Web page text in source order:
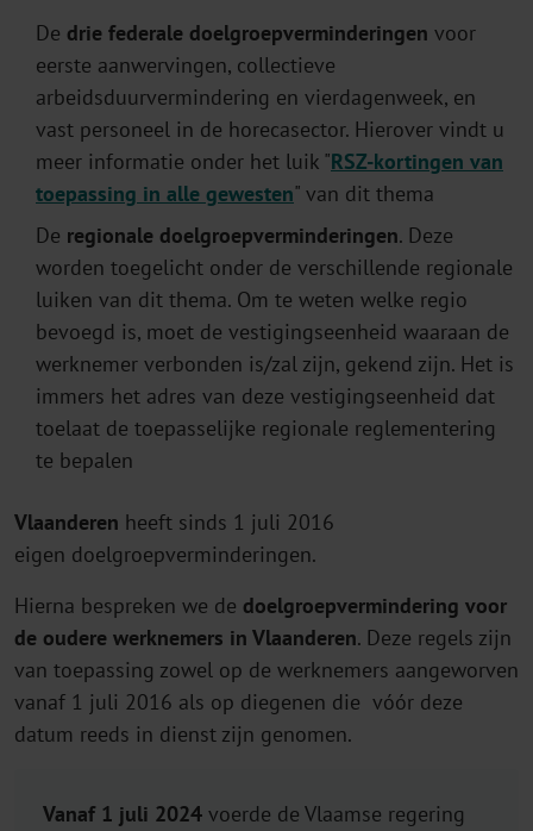
De drie federale doelgroepverminderingen voor
eerste aanwervingen, collectieve
arbeidsduurvermindering en vierdagenweek, en
vast personeel in de horecasector. Hierover vindt u
meer informatie onder het luik "RSZ-kortingen van
toepassing in alle gewesten" van dit thema
De regionale doelgroepverminderingen. Deze
worden toegelicht onder de verschillende regionale
luiken van dit thema. Om te weten welke regio
bevoegd is, moet de vestigingseenheid waaraan de
werknemer verbonden is/zal zijn, gekend zijn. Het is
immers het adres van deze vestigingseenheid dat
toelaat de toepasselijke regionale reglementering
te bepalen
Vlaanderen heeft sinds 1 juli 2016
eigen doelgroepverminderingen.
Hierna bespreken we de doelgroepvermindering voor
de oudere werknemers in Vlaanderen. Deze regels zijn
van toepassing zowel op de werknemers aangeworven
vanaf 1 juli 2016 als op diegenen die vóór deze
datum reeds in dienst zijn genomen.
Vanaf 1 juli 2024 voerde de Vlaamse regering